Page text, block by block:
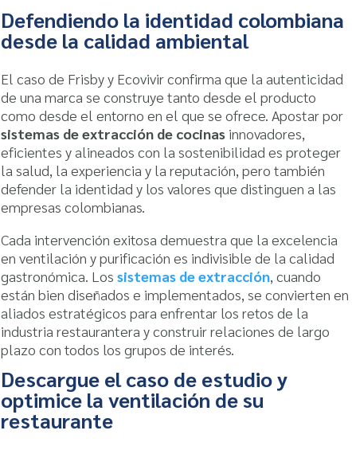
Defendiendo la identidad colombiana
desde la calidad ambiental
El caso de Frisby y Ecovivir confirma que la autenticidad
de una marca se construye tanto desde el producto
como desde el entorno en el que se ofrece. Apostar por
sistemas de extracción de cocinasinnovadores,
eficientes y alineados con la sostenibilidad es proteger
la salud, la experiencia y la reputación, pero también
defender la identidad y los valores que distinguen a las
empresas colombianas.
Cada intervención exitosa demuestra que la excelencia
en ventilación y purificación es indivisible de la calidad
gastronómica. Los sistemas de extracción, cuando
están bien diseñados e implementados, se convierten en
aliados estratégicos para enfrentar los retos de la
industria restaurantera y construir relaciones de largo
plazo con todos los grupos de interés.
Descargue el caso de estudio y
optimice la ventilación de su
restaurante